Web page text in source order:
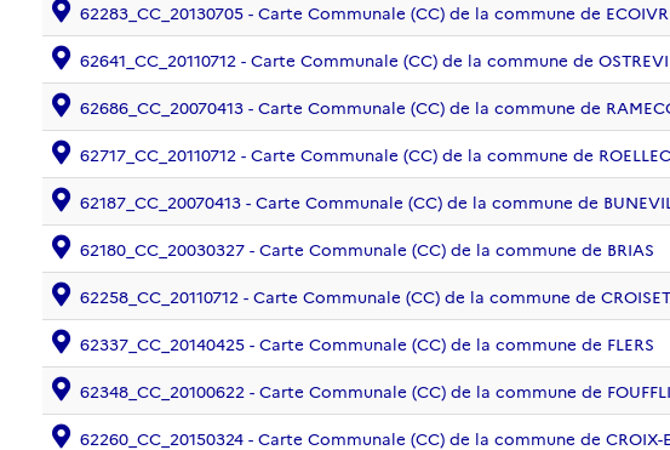
62283_CC_20130705 - Carte Communale (CC) de la commune de
62641_CC_20110712 - Carte Communale (CC) de la commune de
62686_CC_20070413 - Carte Communale (CC) de la commune de
62717_CC_20110712 - Carte Communale (CC) de la commune de
62187_CC_20070413 - Carte Communale (CC) de la commune de
62180_CC_20030327 - Carte Communale (CC) de la commune de BRIAS
62258_CC_20110712 - Carte Communale (CC) de la commune de
62337_CC_20140425 - Carte Communale (CC) de la commune de FLERS
62348_CC_20100622 - Carte Communale (CC) de la commune de
62260_CC_20150324 - Carte Communale (CC) de la commune de CROIX-